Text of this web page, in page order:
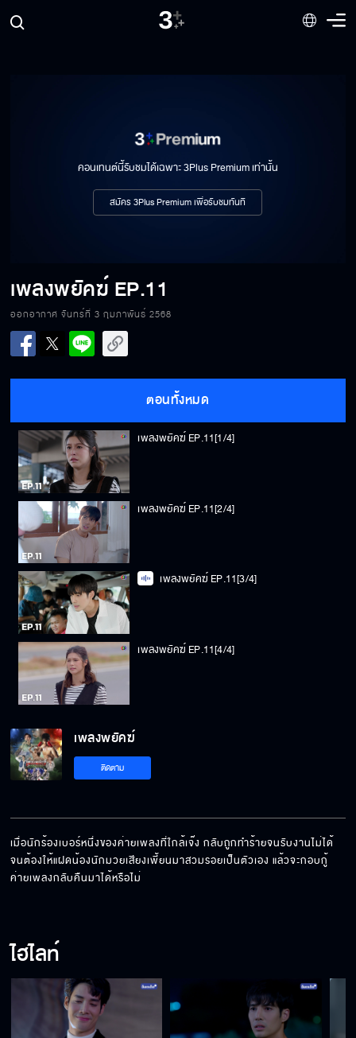
คอนเทนต์นี้รับชมได้เฉพาะ 3Plus Premium เท่านั้น
สมัคร 3Plus Premium เพื่อรับชมทันที
เพลงพยัคฆ์ EP.11
ออกอากาศ จันทร์ที่ 3 กุมภาพันธ์ 2568
ตอนทั้งหมด
เพลงพยัคฆ์ EP.11[1/4]
เพลงพยัคฆ์ EP.11[2/4]
เพลงพยัคฆ์ EP.11[3/4]
เพลงพยัคฆ์ EP.11[4/4]
เพลงพยัคฆ์
ติดตาม
เมื่อนักร้องเบอร์หนึ่งของค่ายเพลงที่ใกล้เจ๊ง กลับถูกทำร้ายจนรับงานไม่ได้
จนต้องให้แฝดน้องนักมวยเสียงเพี้ยนมาสวมรอยเป็นตัวเอง แล้วจะกอบกู้
ค่ายเพลงกลับคืนมาได้หรือไม่
ไฮไลท์